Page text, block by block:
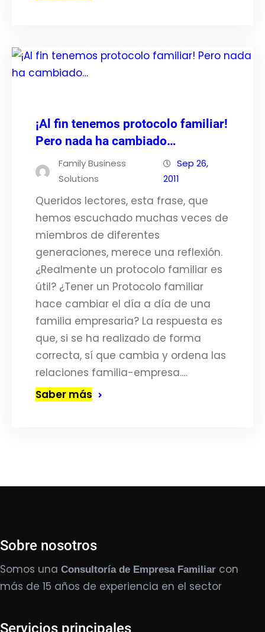
¡Al fin tenemos protocolo familiar!
Pero nada ha cambiado…
Family Business
Solutions
Sep 26,
2011
Queridos lectores, esta frase, que
hemos escuchado muchas veces de
miembros de diferentes
generaciones, merece una reflexión.
¿Realmente un protocolo familiar es
útil? ¿Tener un Protocolo familiar
hace cambiar el día a día de una
familia empresaria? La respuesta es
que, si se ha realizado de forma
correcta, sí que cambia y ordena las
relaciones familia-empresa.…
Saber más
Sobre nosotros
Somos una Consultoría de Empresa Familiar con
más de 15 años de experiencia en el sector
Servicios principales